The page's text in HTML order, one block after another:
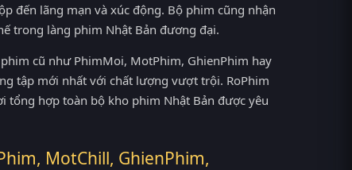
đến lãng mạn và xúc động. Bộ phim cũng nhận
trong làng phim Nhật Bản đương đại.
cũ như PhimMoi, MotPhim, GhienPhim hay
tập mới nhất với chất lượng vượt trội. RoPhim
tổng hợp toàn bộ kho phim Nhật Bản được yêu
MotChill, GhienPhim,